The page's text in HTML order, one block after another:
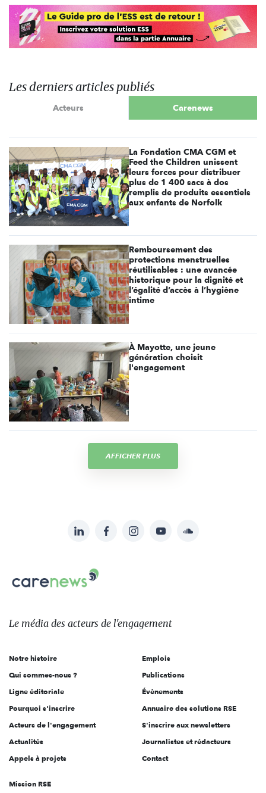
Les derniers articles publiés
Acteurs Carenews
La Fondation CMA CGM et
Feed the Children unissent
leurs forces pour distribuer
plus de 1 400 sacs à dos
remplis de produits essentiels
aux enfants de Norfolk
Remboursement des
protections menstruelles
réutilisables : une avancée
historique pour la dignité et
l’égalité d’accès à l’hygiène
intime
À Mayotte, une jeune
génération choisit
l'engagement
AFFICHER PLUS
sur:
LinkedInFacebookInstagramYouTubeSoundcloud
Carenews,
Le
des
l'engagement
Le média des acteurs de l'engagement
Notre histoire
Qui sommes-nous ?
Ligne éditoriale
Pourquoi s'inscrire
Acteurs de l'engagement
Actualités
Appels à projets
Emplois
Publications
Évènements
Annuaire des solutions RSE
S'inscrire aux newsletters
Journalistes et rédacteurs
Contact
Mission RSE